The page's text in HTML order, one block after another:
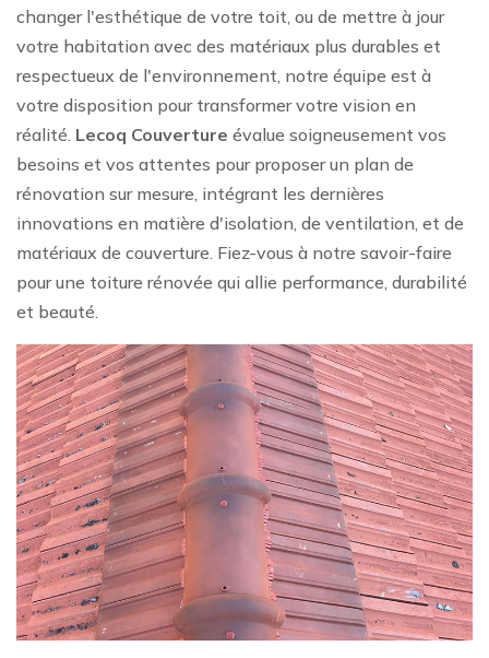
changer l'esthétique de votre toit, ou de mettre à jour
votre habitation avec des matériaux plus durables et
respectueux de l'environnement, notre équipe est à
votre disposition pour transformer votre vision en
réalité. Lecoq Couverture évalue soigneusement vos
besoins et vos attentes pour proposer un plan de
rénovation sur mesure, intégrant les dernières
innovations en matière d'isolation, de ventilation, et de
matériaux de couverture. Fiez-vous à notre savoir-faire
pour une toiture rénovée qui allie performance, durabilité
et beauté.